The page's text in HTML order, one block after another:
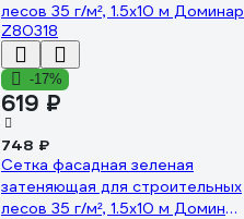
-17%
619 ₽
748 ₽
Сетка фасадная зеленая
затеняющая для строительных
лесов 35 г/м², 1.5х10 м Доминар